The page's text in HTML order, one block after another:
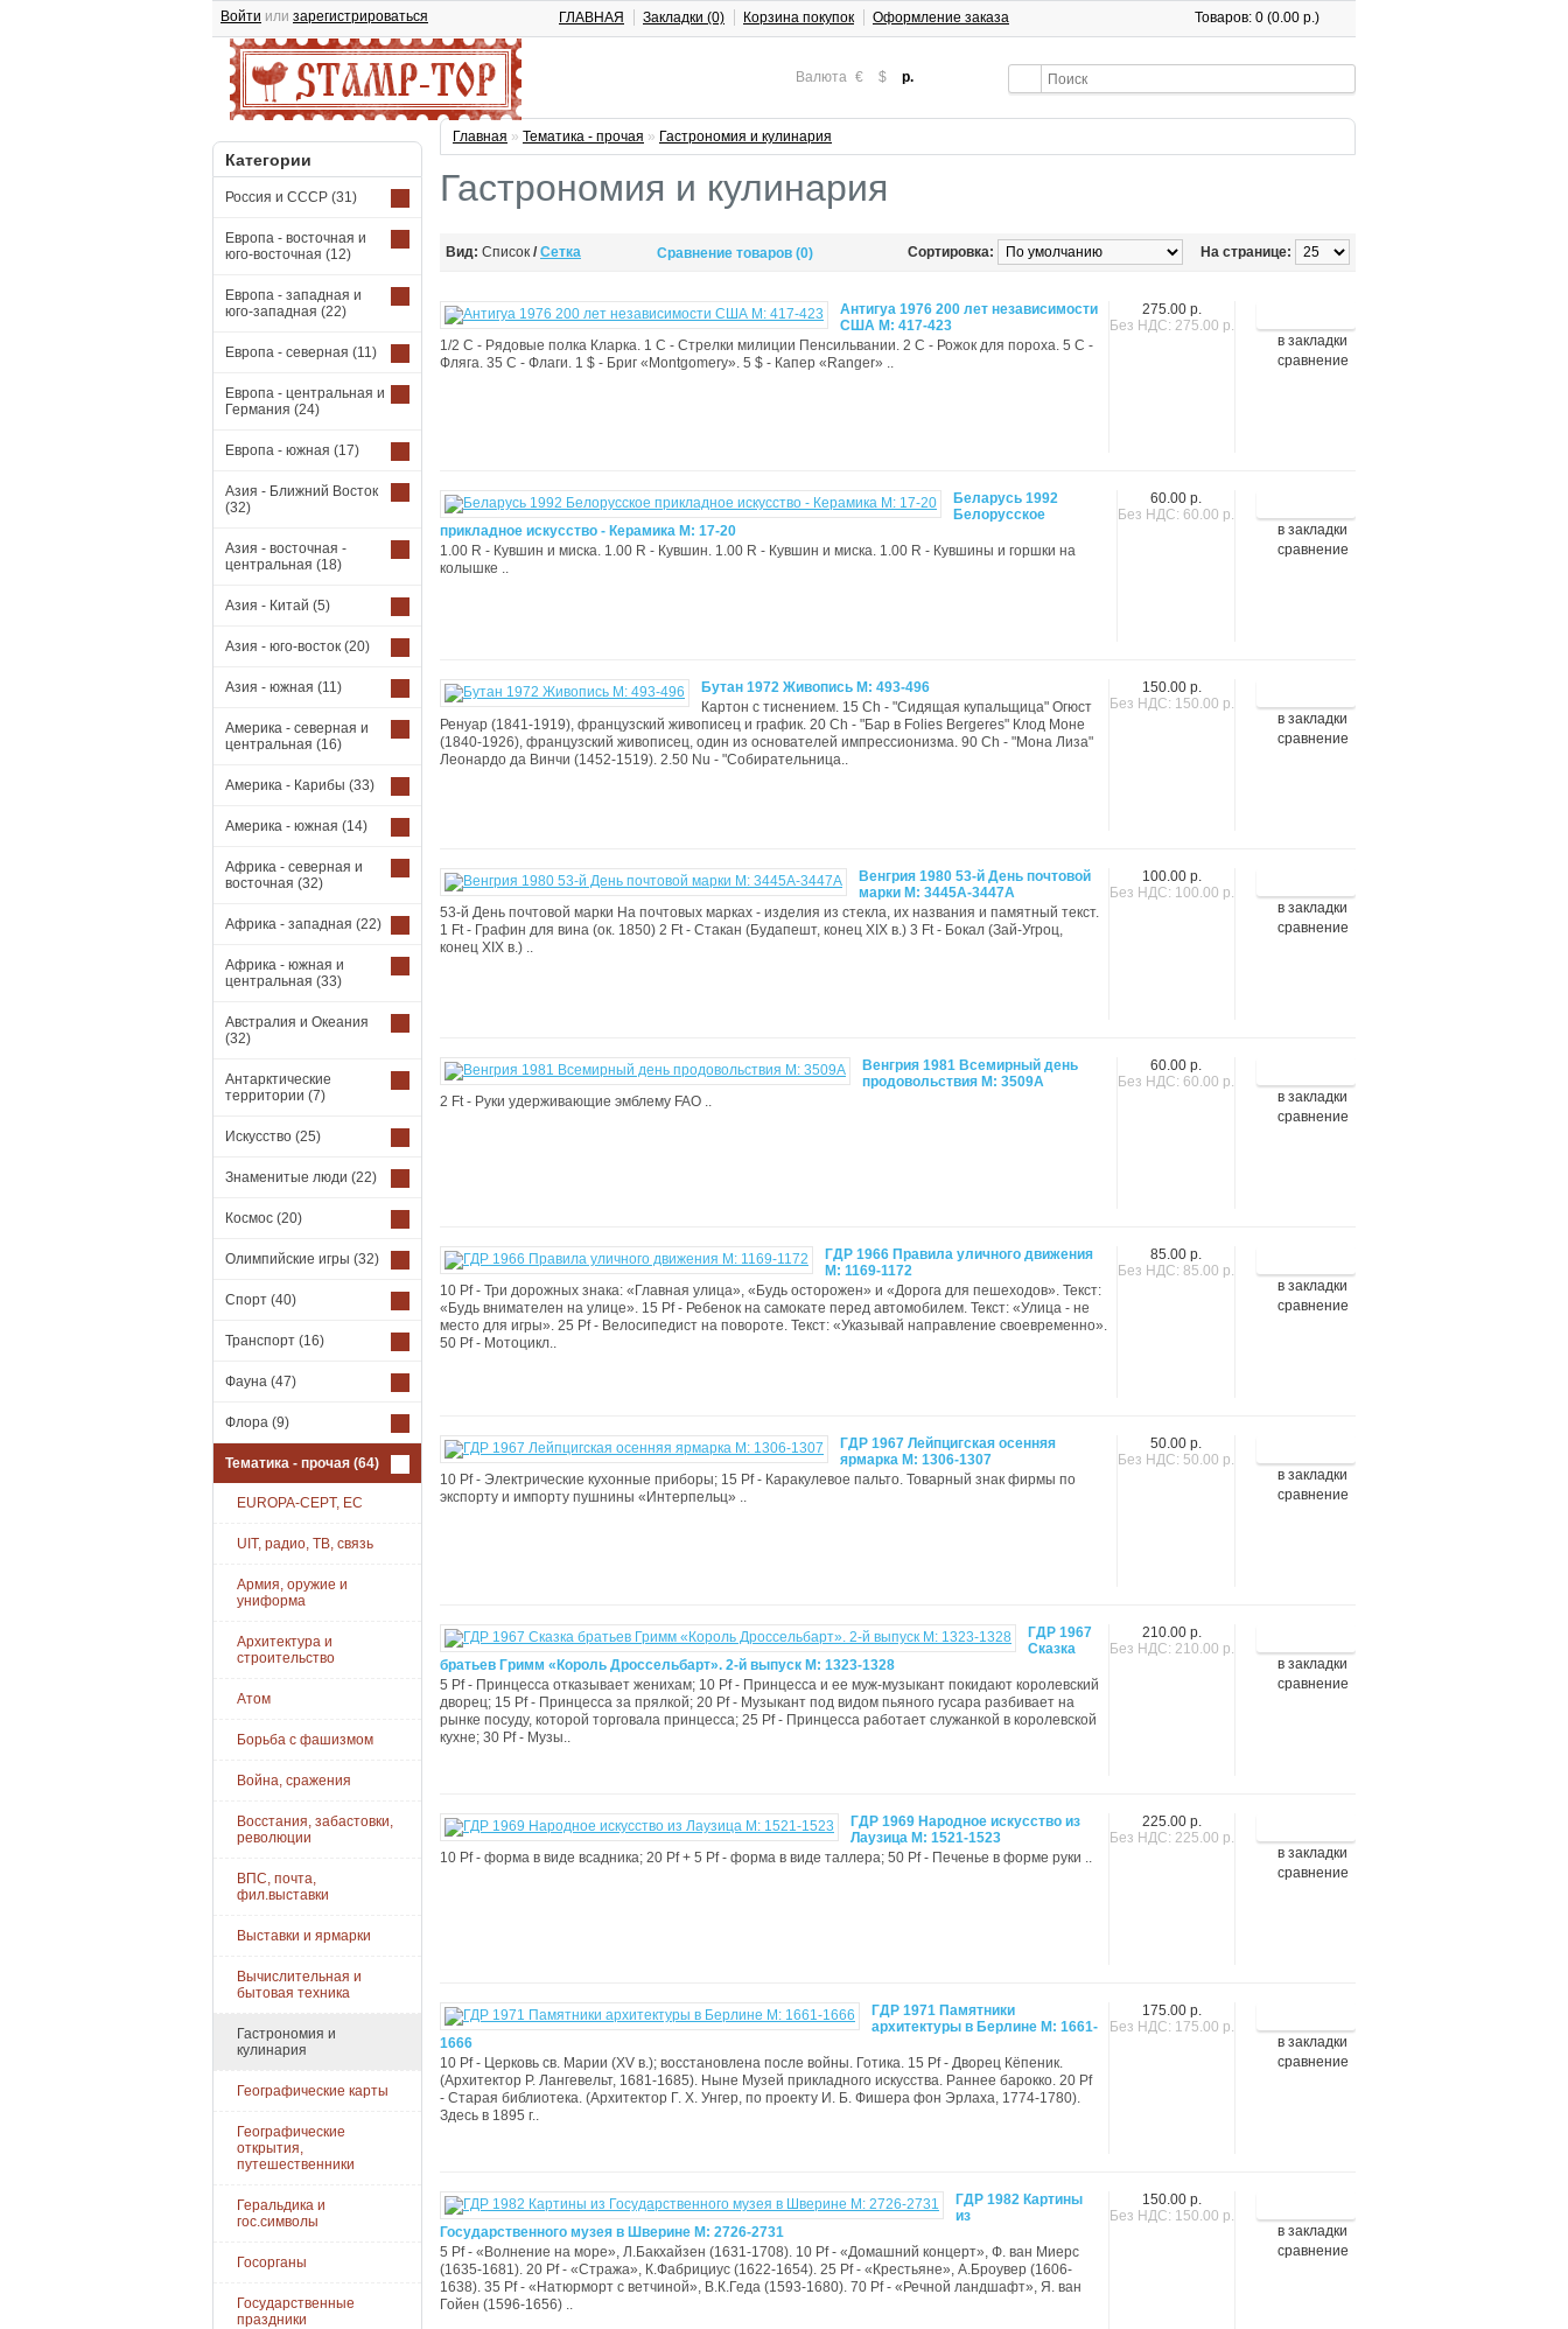
Валюта € $ р.
Товаров: 0 (0.00 р.)
Войти или зарегистрироваться ГЛАВНАЯ Закладки (0) Корзина покупок Оформление заказа
Категории
Россия и СССР (31)
Европа - восточная и
юго-восточная (12)
Европа - западная и
юго-западная (22)
Европа - северная (11)
Европа - центральная и
Германия (24)
Европа - южная (17)
Азия - Ближний Восток
(32)
Азия - восточная -
центральная (18)
Азия - Китай (5)
Азия - юго-восток (20)
Азия - южная (11)
Америка - северная и
центральная (16)
Америка - Карибы (33)
Америка - южная (14)
Африка - северная и
восточная (32)
Африка - западная (22)
Африка - южная и
центральная (33)
Австралия и Океания
(32)
Антарктические
территории (7)
Искусство (25)
Знаменитые люди (22)
Космос (20)
Олимпийские игры (32)
Спорт (40)
Транспорт (16)
Фауна (47)
Флора (9)
Тематика - прочая (64)
EUROPA-CEPT, EC
UIT, радио, ТВ, связь
Армия, оружие и
униформа
Архитектура и
строительство
Атом
Борьба с фашизмом
Война, сражения
Восстания, забастовки,
революции
ВПС, почта,
фил.выставки
Выставки и ярмарки
Вычислительная и
бытовая техника
Гастрономия и
кулинария
Географические карты
Географические
открытия,
путешественники
Геральдика и
гос.символы
Госорганы
Государственные
праздники
Главная » Тематика - прочая » Гастрономия и кулинария
Гастрономия и кулинария
Вид: Список / Сетка На странице:
Сравнение товаров (0) Сортировка:
в закладки
сравнение
275.00 р.
Без НДС: 275.00 р.
Антигуа 1976 200 лет независимости
США М: 417-423
1/2 C - Рядовые полка Кларка. 1 C - Стрелки милиции Пенсильвании. 2 C - Рожок для пороха. 5 C -
Фляга. 35 C - Флаги. 1 $ - Бриг «Montgomery». 5 $ - Капер «Ranger» ..
в закладки
сравнение
60.00 р.
Без НДС: 60.00 р.
Беларусь 1992
Белорусское
прикладное искусство - Керамика М: 17-20
1.00 R - Кувшин и миска. 1.00 R - Кувшин. 1.00 R - Кувшин и миска. 1.00 R - Кувшины и горшки на
колышке ..
в закладки
сравнение
150.00 р.
Без НДС: 150.00 р.
Бутан 1972 Живопись М: 493-496
Картон с тиснением. 15 Ch - "Сидящая купальщица" Огюст
Ренуар (1841-1919), французский живописец и график. 20 Ch - "Бар в Folies Bergeres" Клод Моне
(1840-1926), французский живописец, один из основателей импрессионизма. 90 Ch - "Мона Лиза"
Леонардо да Винчи (1452-1519). 2.50 Nu - "Собирательница..
в закладки
сравнение
100.00 р.
Без НДС: 100.00 р.
Венгрия 1980 53-й День почтовой
марки M: 3445A-3447A
53-й День почтовой марки На почтовых марках - изделия из стекла, их названия и памятный текст.
1 Ft - Графин для вина (ок. 1850) 2 Ft - Стакан (Будапешт, конец XIX в.) 3 Ft - Бокал (Зай-Угроц,
конец XIX в.) ..
в закладки
сравнение
60.00 р.
Без НДС: 60.00 р.
Венгрия 1981 Всемирный день
продовольствия М: 3509A
2 Ft - Руки удерживающие эмблему FAO ..
в закладки
сравнение
85.00 р.
Без НДС: 85.00 р.
ГДР 1966 Правила уличного движения
М: 1169-1172
10 Pf - Три дорожных знака: «Главная улица», «Будь осторожен» и «Дорога для пешеходов». Текст:
«Будь внимателен на улице». 15 Pf - Ребенок на самокате перед автомобилем. Текст: «Улица - не
место для игры». 25 Pf - Велосипедист на повороте. Текст: «Указывай направление своевременно».
50 Pf - Мотоцикл..
в закладки
сравнение
50.00 р.
Без НДС: 50.00 р.
ГДР 1967 Лейпцигская осенняя
ярмарка М: 1306-1307
10 Pf - Электрические кухонные приборы; 15 Pf - Каракулевое пальто. Товарный знак фирмы по
экспорту и импорту пушнины «Интерпельц» ..
в закладки
сравнение
210.00 р.
Без НДС: 210.00 р.
ГДР 1967
Сказка
братьев Гримм «Король Дроссельбарт». 2-й выпуск М: 1323-1328
5 Pf - Принцесса отказывает женихам; 10 Pf - Принцесса и ее муж-музыкант покидают королевский
дворец; 15 Pf - Принцесса за прялкой; 20 Pf - Музыкант под видом пьяного гусара разбивает на
рынке посуду, которой торговала принцесса; 25 Pf - Принцесса работает служанкой в королевской
кухне; 30 Pf - Музы..
в закладки
сравнение
225.00 р.
Без НДС: 225.00 р.
ГДР 1969 Народное искусство из
Лаузица М: 1521-1523
10 Pf - форма в виде всадника; 20 Pf + 5 Pf - форма в виде таллера; 50 Pf - Печенье в форме руки ..
в закладки
сравнение
175.00 р.
Без НДС: 175.00 р.
ГДР 1971 Памятники
архитектуры в Берлине М: 1661-
1666
10 Pf - Церковь св. Марии (XV в.); восстановлена после войны. Готика. 15 Pf - Дворец Кёпеник.
(Архитектор Р. Лангевельт, 1681-1685). Ныне Музей прикладного искусства. Раннее барокко. 20 Pf
- Старая библиотека. (Архитектор Г. X. Унгер, по проекту И. Б. Фишера фон Эрлаха, 1774-1780).
Здесь в 1895 г..
в закладки
сравнение
150.00 р.
Без НДС: 150.00 р.
ГДР 1982 Картины
из
Государственного музея в Шверине М: 2726-2731
5 Pf - «Волнение на море», Л.Бакхайзен (1631-1708). 10 Pf - «Домашний концерт», Ф. ван Миерс
(1635-1681). 20 Pf - «Стража», К.Фабрициус (1622-1654). 25 Pf - «Крестьяне», А.Броувер (1606-
1638). 35 Pf - «Натюрморт с ветчиной», В.К.Геда (1593-1680). 70 Pf - «Речной ландшафт», Я. ван
Гойен (1596-1656) ..